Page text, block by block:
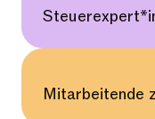
Mitarbeitende